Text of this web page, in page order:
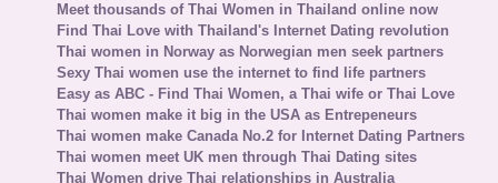
Meet thousands of Thai Women in Thailand online now
Find Thai Love with Thailand's Internet Dating revolution
Thai women in Norway as Norwegian men seek partners
Sexy Thai women use the internet to find life partners
Easy as ABC - Find Thai Women, a Thai wife or Thai Love
Thai women make it big in the USA as Entrepeneurs
Thai women make Canada No.2 for Internet Dating Partners
Thai women meet UK men through Thai Dating sites
Thai Women drive Thai relationships in Australia